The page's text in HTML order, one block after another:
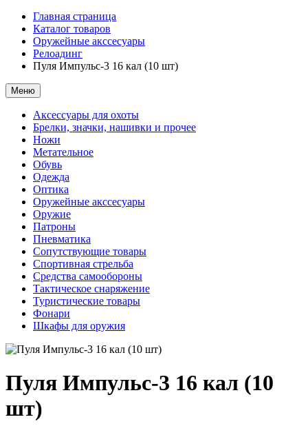
Главная страница
Каталог товаров
Оружейные акссесуары
Релоадинг
Пуля Импульс-3 16 кал (10 шт)
Меню
Аксессуары для охоты
Брелки, значки, нашивки и прочее
Ножи
Метательное
Обувь
Одежда
Оптика
Оружейные акссесуары
Оружие
Патроны
Пневматика
Сопутствующие товары
Спортивная стрельба
Средства самообороны
Тактическое снаряжение
Туристические товары
Фонари
Шкафы для оружия
Пуля Импульс-3 16 кал (10
шт)